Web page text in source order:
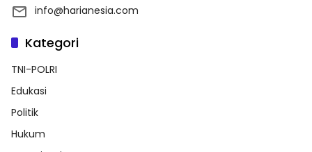
info@harianesia.com
Kategori
TNI-POLRI
Edukasi
Politik
Hukum